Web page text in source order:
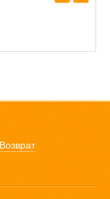
Возврат